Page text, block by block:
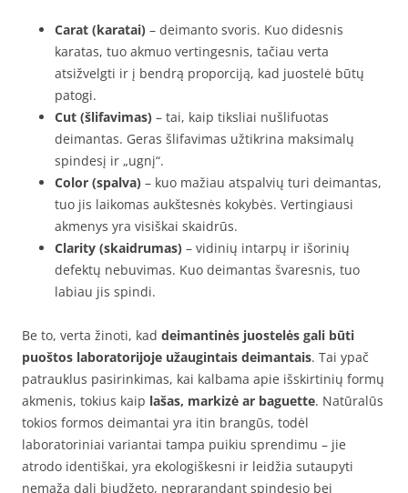
Carat (karatai) – deimanto svoris. Kuo didesnis
karatas, tuo akmuo vertingesnis, tačiau verta
atsižvelgti ir į bendrą proporciją, kad juostelė būtų
patogi.
Cut (šlifavimas) – tai, kaip tiksliai nušlifuotas
deimantas. Geras šlifavimas užtikrina maksimalų
spindesį ir „ugnį“.
Color (spalva) – kuo mažiau atspalvių turi deimantas,
tuo jis laikomas aukštesnės kokybės. Vertingiausi
akmenys yra visiškai skaidrūs.
Clarity (skaidrumas) – vidinių intarpų ir išorinių
defektų nebuvimas. Kuo deimantas švaresnis, tuo
labiau jis spindi.
Be to, verta žinoti, kad deimantinės juostelės gali būti
puoštos laboratorijoje užaugintais deimantais. Tai ypač
patrauklus pasirinkimas, kai kalbama apie išskirtinių formų
akmenis, tokius kaip lašas, markizė ar baguette. Natūralūs
tokios formos deimantai yra itin brangūs, todėl
laboratoriniai variantai tampa puikiu sprendimu – jie
atrodo identiškai, yra ekologiškesni ir leidžia sutaupyti
nemažą dalį biudžeto, neprarandant spindesio bei